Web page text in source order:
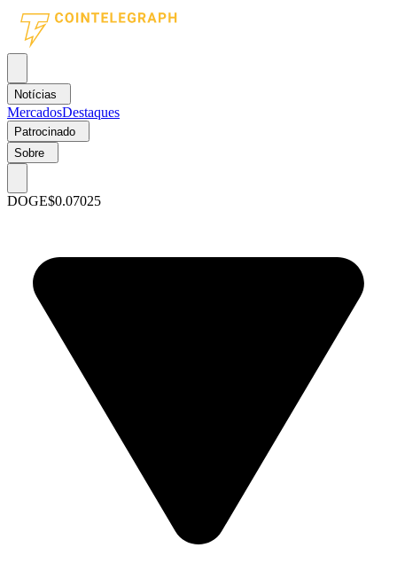
Notícias
MercadosDestaques
Patrocinado
Sobre
DOGE$0.07025